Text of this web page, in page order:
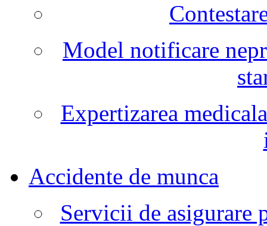
Model notificare
Expertizarea
Accidente de munca
Servicii de asigurare